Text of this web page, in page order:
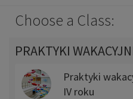
Choose a Class:
PRAKTYKI
Praktyki
IV roku